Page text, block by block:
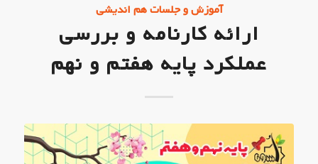
آموزش و جلسات هم اندیشی
ارائه کارنامه و بررسی
عملکرد پایه هفتم و نهم